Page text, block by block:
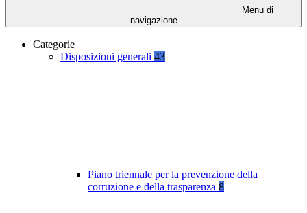
Menu di
navigazione
Categorie
Disposizioni generali 43
Piano triennale per la prevenzione della
corruzione e della trasparenza 8